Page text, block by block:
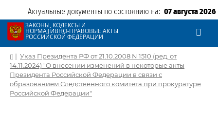
Актуальные документы по состоянию на: 07 августа 2026
ЗАКОНЫ, КОДЕКСЫ И
НОРМАТИВНО-ПРАВОВЫЕ АКТЫ
РОССИЙСКОЙ ФЕДЕРАЦИИ
| Указ Президента РФ от 21.10.2008 N 1510 (ред. от
14.11.2024) "О внесении изменений в некоторые акты
Президента Российской Федерации в связи с
образованием Следственного комитета при прокуратуре
Российской Федерации"